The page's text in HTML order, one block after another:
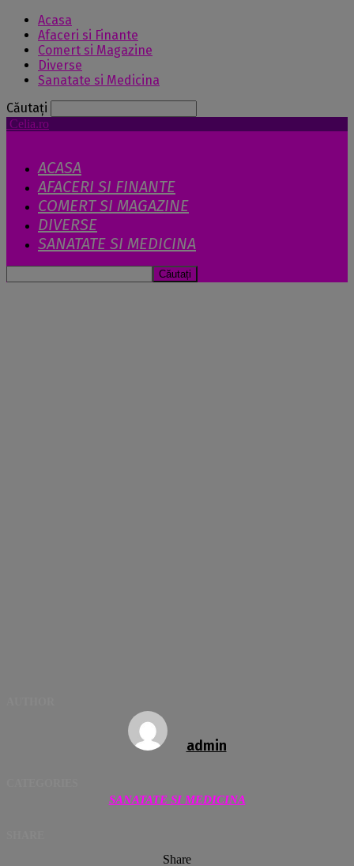
Acasa
Afaceri si Finante
Comert si Magazine
Diverse
Sanatate si Medicina
Căutați
Celia.ro
ACASA
AFACERI SI FINANTE
COMERT SI MAGAZINE
DIVERSE
SANATATE SI MEDICINA
admin
SANATATE SI MEDICINA
Share